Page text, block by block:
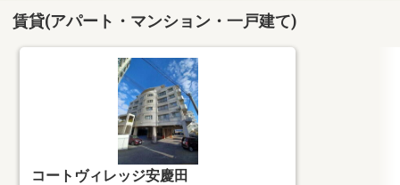
賃貸(アパート・マンション・一戸建て)
コートヴィレッジ安慶田